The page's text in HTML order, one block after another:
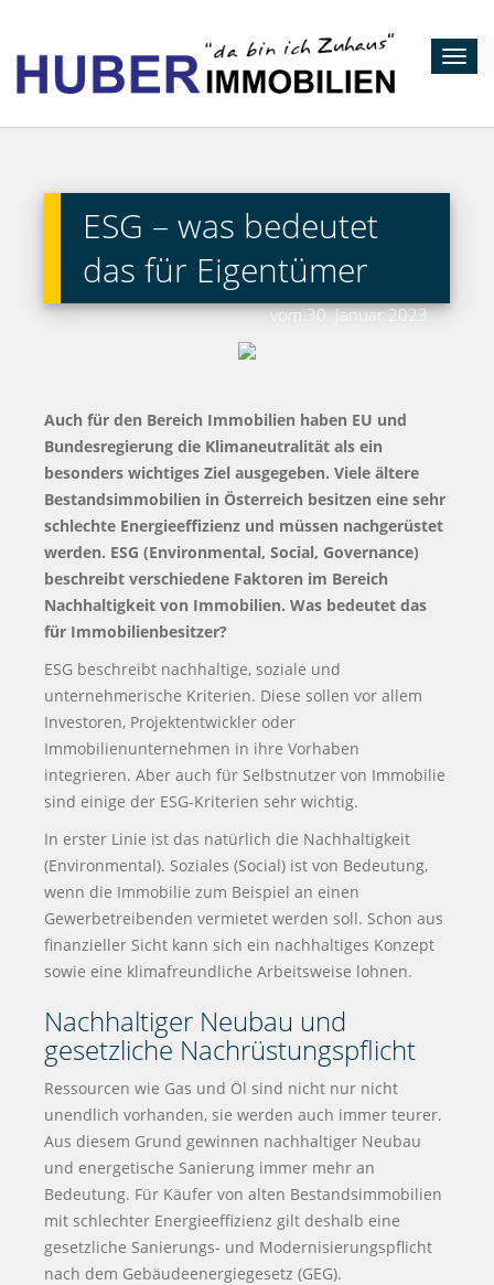
ESG – was bedeutet
das für Eigentümer
vom 30. Januar 2023
Auch für den Bereich Immobilien haben EU und
Bundesregierung die Klimaneutralität als ein
besonders wichtiges Ziel ausgegeben. Viele ältere
Bestandsimmobilien in Österreich besitzen eine sehr
schlechte Energieeffizienz und müssen nachgerüstet
werden. ESG (Environmental, Social, Governance)
beschreibt verschiedene Faktoren im Bereich
Nachhaltigkeit von Immobilien. Was bedeutet das
für Immobilienbesitzer?
ESG beschreibt nachhaltige, soziale und
unternehmerische Kriterien. Diese sollen vor allem
Investoren, Projektentwickler oder
Immobilienunternehmen in ihre Vorhaben
integrieren. Aber auch für Selbstnutzer von Immobilie
sind einige der ESG-Kriterien sehr wichtig.
In erster Linie ist das natürlich die Nachhaltigkeit
(Environmental). Soziales (Social) ist von Bedeutung,
wenn die Immobilie zum Beispiel an einen
Gewerbetreibenden vermietet werden soll. Schon aus
finanzieller Sicht kann sich ein nachhaltiges Konzept
sowie eine klimafreundliche Arbeitsweise lohnen.
Nachhaltiger Neubau und
gesetzliche Nachrüstungspflicht
Ressourcen wie Gas und Öl sind nicht nur nicht
unendlich vorhanden, sie werden auch immer teurer.
Aus diesem Grund gewinnen nachhaltiger Neubau
und energetische Sanierung immer mehr an
Bedeutung. Für Käufer von alten Bestandsimmobilien
mit schlechter Energieeffizienz gilt deshalb eine
gesetzliche Sanierungs- und Modernisierungspflicht
nach dem Gebäudeenergiegesetz (GEG).